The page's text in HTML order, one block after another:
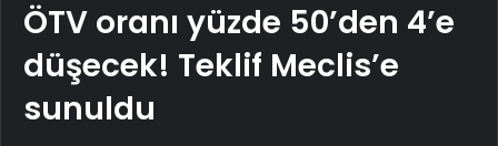
ÖTV oranı yüzde 50’den 4’e
düşecek! Teklif Meclis’e
sunuldu